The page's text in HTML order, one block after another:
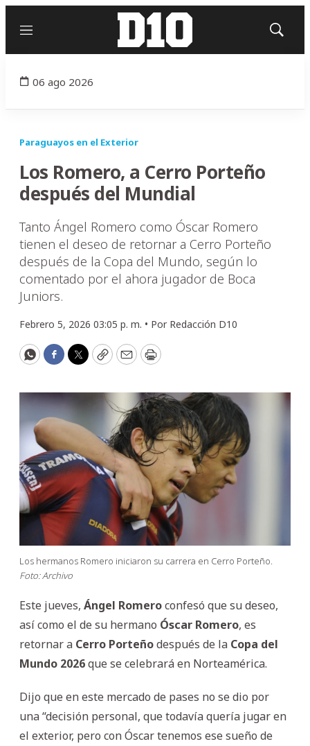
Menú
Mostrar
06 ago 2026
Paraguayos en el Exterior
Los Romero, a Cerro Porteño
después del Mundial
Tanto Ángel Romero como Óscar Romero
tienen el deseo de retornar a Cerro Porteño
después de la Copa del Mundo, según lo
comentado por el ahora jugador de Boca
Juniors.
Febrero 5, 2026 03:05 p. m. • Por Redacción D10
WhatsApp
Facebook
Twitter
CopyEmailPrint
Los hermanos Romero iniciaron su carrera en Cerro Porteño.
Foto: Archivo
Este jueves, Ángel Romeroconfesó que su deseo,
así como el de su hermano Óscar Romero, es
retornar a Cerro Porteñodespués de la Copa del
Mundo 2026que se celebrará en Norteamérica.
Dijo que en este mercado de pases no se dio por
una “decisión personal, que todavía quería jugar en
el exterior, pero con Óscar tenemos ese sueño de